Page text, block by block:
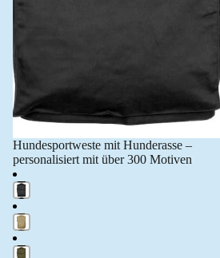
Hundesportweste mit Hunderasse –
personalisiert mit über 300 Motiven